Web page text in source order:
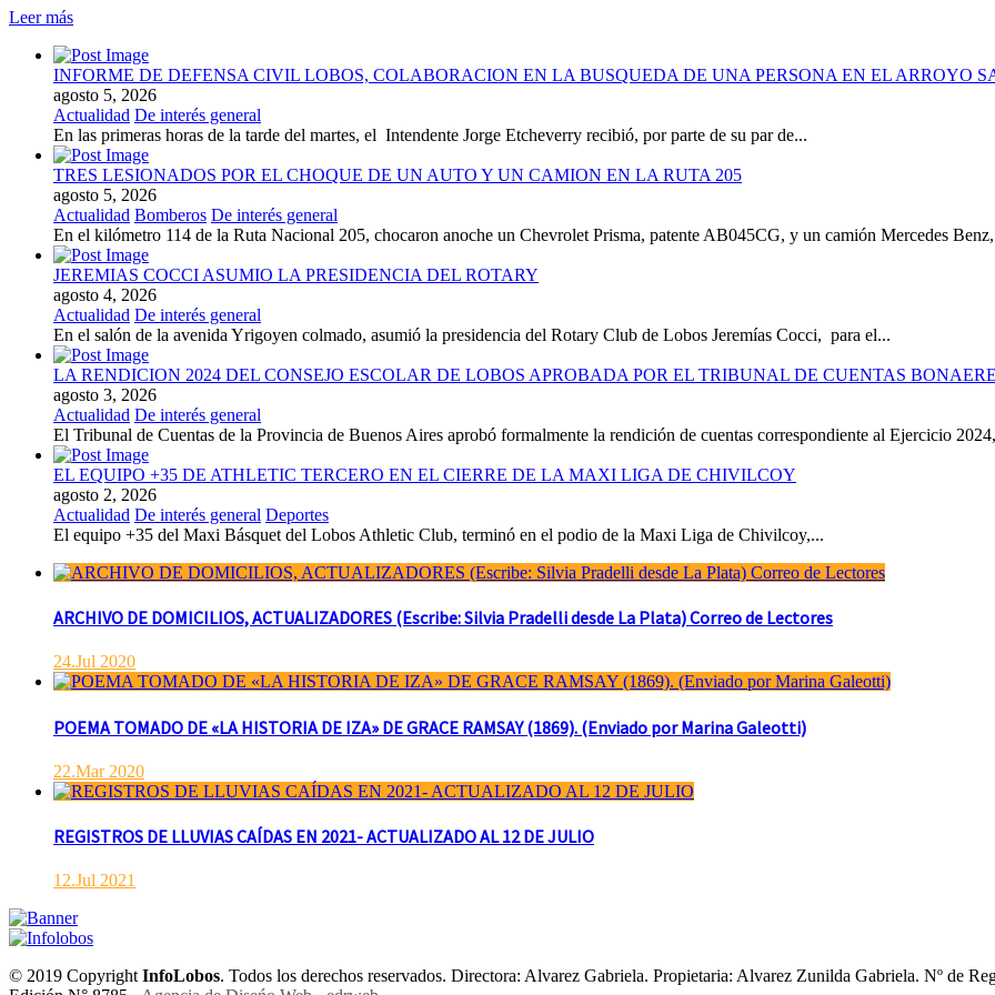
Leer más
INFORME DE DEFENSA CIVIL LOBOS, COLABORACION EN LA BUSQUEDA DE UNA PERSONA EN EL ARROYO
agosto 5, 2026
Actualidad De interés general
En las primeras horas de la tarde del martes, el Intendente Jorge Etcheverry recibió, por parte de su par de...
TRES LESIONADOS POR EL CHOQUE DE UN AUTO Y UN CAMION EN LA RUTA 205
agosto 5, 2026
Actualidad Bomberos De interés general
En el kilómetro 114 de la Ruta Nacional 205, chocaron anoche un Chevrolet Prisma, patente AB045CG, y un camión Mercedes
JEREMIAS COCCI ASUMIO LA PRESIDENCIA DEL ROTARY
agosto 4, 2026
Actualidad De interés general
En el salón de la avenida Yrigoyen colmado, asumió la presidencia del Rotary Club de Lobos Jeremías Cocci, para el...
LA RENDICION 2024 DEL CONSEJO ESCOLAR DE LOBOS APROBADA POR EL TRIBUNAL DE CUENTAS
agosto 3, 2026
Actualidad De interés general
El Tribunal de Cuentas de la Provincia de Buenos Aires aprobó formalmente la rendición de cuentas correspondiente al Ejercicio
EL EQUIPO +35 DE ATHLETIC TERCERO EN EL CIERRE DE LA MAXI LIGA DE CHIVILCOY
agosto 2, 2026
Actualidad De interés general Deportes
El equipo +35 del Maxi Básquet del Lobos Athletic Club, terminó en el podio de la Maxi Liga de Chivilcoy,...
ARCHIVO DE DOMICILIOS, ACTUALIZADORES (Escribe: Silvia Pradelli desde La Plata) Correo de Lectores
24.Jul 2020
POEMA TOMADO DE «LA HISTORIA DE IZA» DE GRACE RAMSAY (1869). (Enviado por Marina Galeotti)
22.Mar 2020
REGISTROS DE LLUVIAS CAÍDAS EN 2021- ACTUALIZADO AL 12 DE JULIO
12.Jul 2021
© 2019 CopyrightInfoLobos. Todos los derechos reservados. Directora: Alvarez Gabriela. Propietaria: Alvarez Zunilda Gabriela. Nº de